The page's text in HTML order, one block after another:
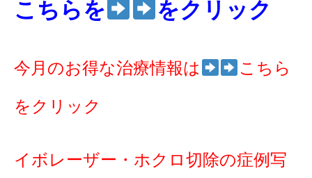
こちらを をクリック
今月のお得な治療情報は こちら
をクリック
イボレーザー・ホクロ切除の症例写